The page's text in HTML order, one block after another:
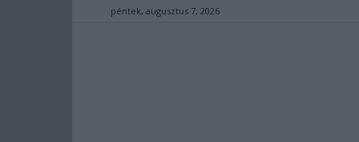
péntek, augusztus 7, 2026